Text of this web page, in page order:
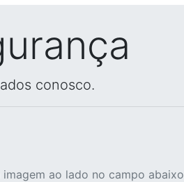
conosco.
ao lado no campo abaixo